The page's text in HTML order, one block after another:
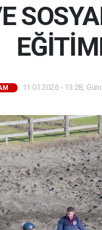
11.01.2026 - 13:28,